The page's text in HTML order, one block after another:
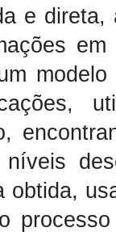
e
obtida,